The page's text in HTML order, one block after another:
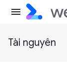
Tài nguyên